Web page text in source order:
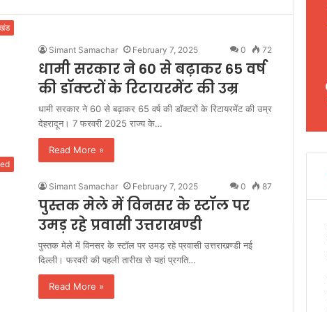
Simant Samachar February 7, 2025 0 72
धामी सरकार ने 60 से बढ़ाकर 65 वर्ष
की डॉक्टरों के रिटायरमेंट की उम्र
धामी सरकार ने 60 से बढ़ाकर 65 वर्ष की डॉक्टरों के रिटायरमेंट की उम्र
देहरादून। 7 फरवरी 2025 राज्य के…
Read More »
Simant Samachar February 7, 2025 0 87
पुस्तक मेले में विनसर के स्टॉल पर
उमड़ रहे प्रवासी उत्तराखण्डी
पुस्तक मेले में विनसर के स्टॉल पर उमड़ रहे प्रवासी उत्तराखण्डी नई
दिल्ली। फरवरी की पहली तारीख से यहां प्रगति…
Read More »